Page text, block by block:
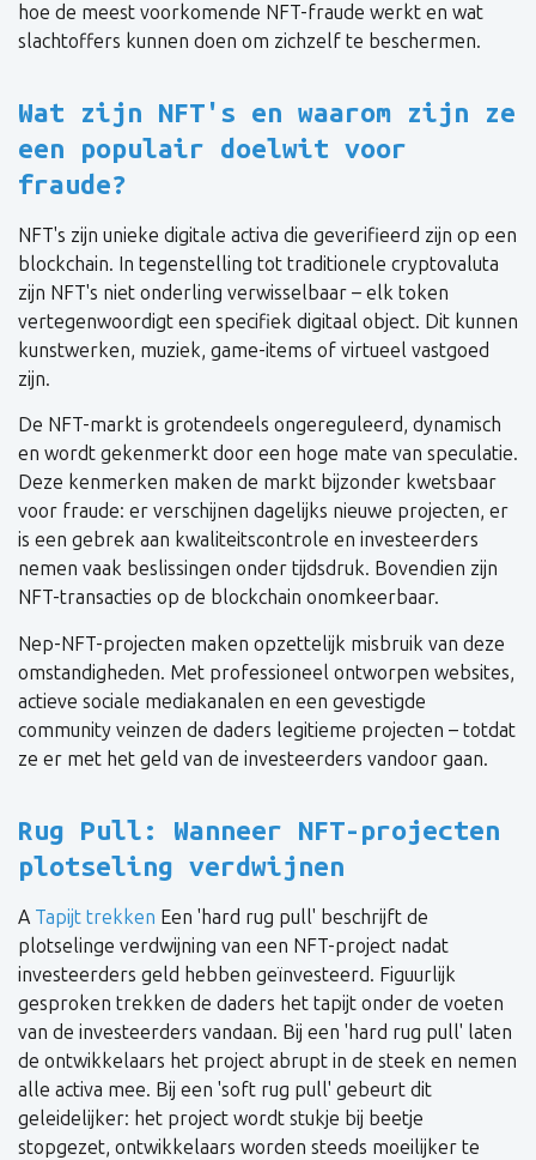
hoe de meest voorkomende NFT-fraude werkt en wat
slachtoffers kunnen doen om zichzelf te beschermen.
Wat zijn NFT's en waarom zijn ze
een populair doelwit voor
fraude?
NFT's zijn unieke digitale activa die geverifieerd zijn op een
blockchain. In tegenstelling tot traditionele cryptovaluta
zijn NFT's niet onderling verwisselbaar – elk token
vertegenwoordigt een specifiek digitaal object. Dit kunnen
kunstwerken, muziek, game-items of virtueel vastgoed
zijn.
De NFT-markt is grotendeels ongereguleerd, dynamisch
en wordt gekenmerkt door een hoge mate van speculatie.
Deze kenmerken maken de markt bijzonder kwetsbaar
voor fraude: er verschijnen dagelijks nieuwe projecten, er
is een gebrek aan kwaliteitscontrole en investeerders
nemen vaak beslissingen onder tijdsdruk. Bovendien zijn
NFT-transacties op de blockchain onomkeerbaar.
Nep-NFT-projecten maken opzettelijk misbruik van deze
omstandigheden. Met professioneel ontworpen websites,
actieve sociale mediakanalen en een gevestigde
community veinzen de daders legitieme projecten – totdat
ze er met het geld van de investeerders vandoor gaan.
Rug Pull: Wanneer NFT-projecten
plotseling verdwijnen
A Tapijt trekken Een 'hard rug pull' beschrijft de
plotselinge verdwijning van een NFT-project nadat
investeerders geld hebben geïnvesteerd. Figuurlijk
gesproken trekken de daders het tapijt onder de voeten
van de investeerders vandaan. Bij een 'hard rug pull' laten
de ontwikkelaars het project abrupt in de steek en nemen
alle activa mee. Bij een 'soft rug pull' gebeurt dit
geleidelijker: het project wordt stukje bij beetje
stopgezet, ontwikkelaars worden steeds moeilijker te